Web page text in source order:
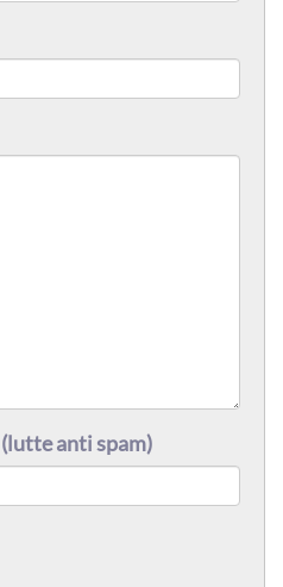
(lutte anti spam)